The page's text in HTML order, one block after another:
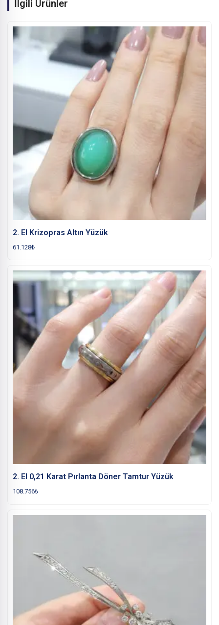
İlgili Ürünler
2. El Krizopras Altın Yüzük
61.128₺
2. El 0,21 Karat Pırlanta Döner Tamtur Yüzük
108.756₺